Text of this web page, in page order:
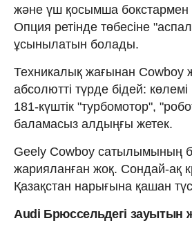
және үш қосымша бокстармен
Опция ретінде төбесіне
ұсынылатын болады.
Техникалық жағынан Cowboy
абсолютті түрде бідей:
181-күштік "турбомотор",
баламасыз алдыңғы жетек.
Geely Cowboy сатылымының
жарияланған жоқ. Сондай-ақ
Қазақстан нарығына қашан
Audi Брюссельдегі зауытын